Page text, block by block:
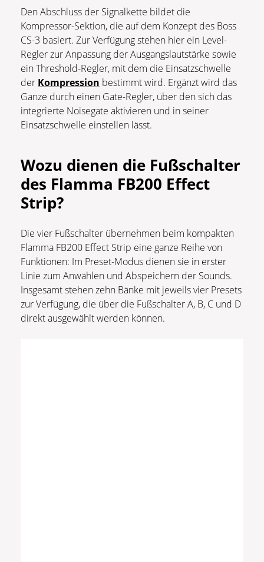
Den Abschluss der Signalkette bildet die
Kompressor-Sektion, die auf dem Konzept des Boss
CS-3 basiert. Zur Verfügung stehen hier ein Level-
Regler zur Anpassung der Ausgangslautstärke sowie
ein Threshold-Regler, mit dem die Einsatzschwelle
der Kompression bestimmt wird. Ergänzt wird das
Ganze durch einen Gate-Regler, über den sich das
integrierte Noisegate aktivieren und in seiner
Einsatzschwelle einstellen lässt.
Wozu dienen die Fußschalter
des Flamma FB200 Effect
Strip?
Die vier Fußschalter übernehmen beim kompakten
Flamma FB200 Effect Strip eine ganze Reihe von
Funktionen: Im Preset-Modus dienen sie in erster
Linie zum Anwählen und Abspeichern der Sounds.
Insgesamt stehen zehn Bänke mit jeweils vier Presets
zur Verfügung, die über die Fußschalter A, B, C und D
direkt ausgewählt werden können.